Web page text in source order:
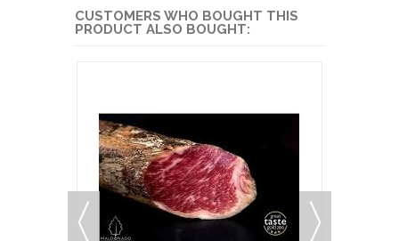
CUSTOMERS WHO BOUGHT THIS
PRODUCT ALSO BOUGHT: